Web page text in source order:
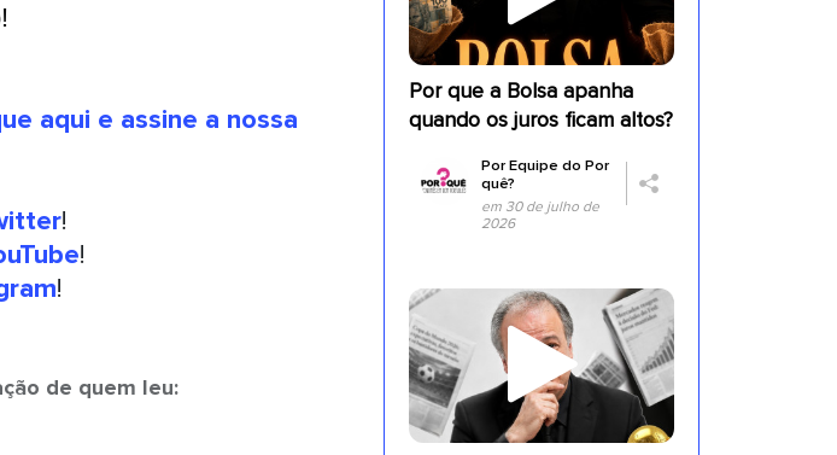
aqui e assine a nossa
!
!
!
de quem leu:
Por que a Bolsa apanha
quando os juros ficam altos?
PorEquipe do Por
quê?
em 30 de julho de
2026